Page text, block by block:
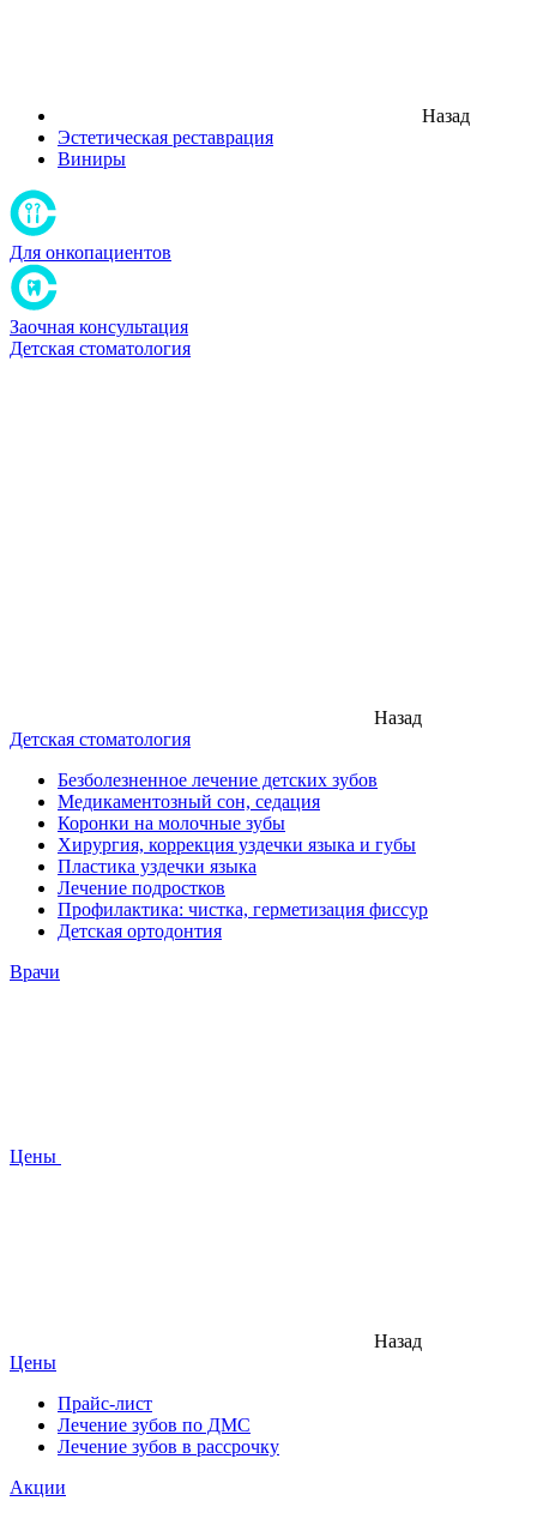
Назад
Эстетическая реставрация
Виниры
Для онкопациентов
Заочная консультация
Детская стоматология
Назад
Детская стоматология
Безболезненное лечение детских зубов
Медикаментозный сон, седация
Коронки на молочные зубы
Хирургия, коррекция уздечки языка и губы
Пластика уздечки языка
Лечение подростков
Профилактика: чистка, герметизация фиссур
Детская ортодонтия
Врачи
Цены
Назад
Цены
Прайс-лист
Лечение зубов по ДМС
Лечение зубов в рассрочку
Акции